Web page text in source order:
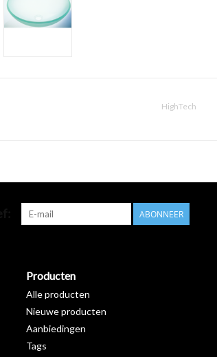
HighTech
ABONNEER
Producten
Alle producten
Nieuwe producten
Aanbiedingen
Tags